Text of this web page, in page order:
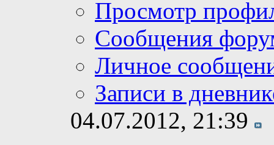
Просмотр
Сообщения
Личное
Записи в
04.07.2012, 21:39